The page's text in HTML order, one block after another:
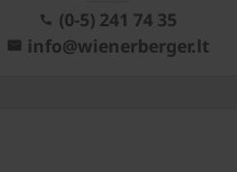
(0-5) 241 74 35
info@wienerberger.lt